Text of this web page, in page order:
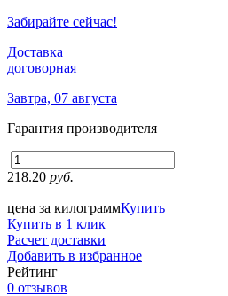
Забирайте сейчас!
Доставка
договорная
Завтра, 07 августа
Гарантия производителя
218.20 руб.
цена за килограммКупить
Купить в 1 клик
Расчет доставки
Добавить в избранное
Рейтинг
0 отзывов